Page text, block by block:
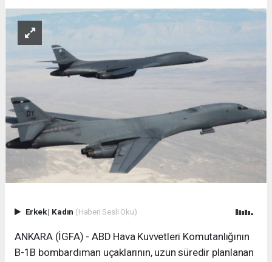
Erkek| Kadın (Haberi Sesli Oku)
ANKARA (İGFA) - ABD Hava Kuvvetleri Komutanlığının
B-1B bombardıman uçaklarının, uzun süredir planlanan